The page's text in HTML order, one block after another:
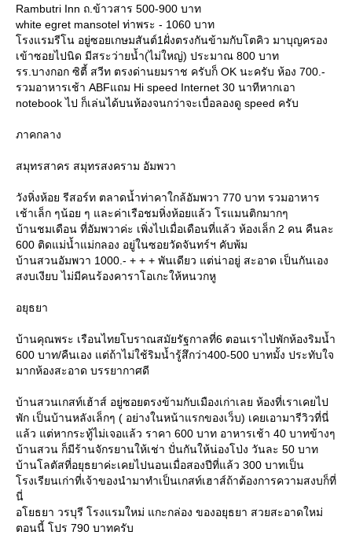
Rambutri Inn ถ.ข้าวสาร 500-900 บาท
white egret mansotel ท่าพระ - 1060 บาท
รงแรมรีโน อยู่ซอยเกษมสันต์1ฝั่งตรงกันข้ามกับโตคิว มาบุญครอง
เข้าซอยไปนิด มีสระว่ายน้ำ(ไม่ใหญ่) ประมาณ 800 บาท
รร.บางกอก ซิตี้ สวีท ตรงด่านยมราช ครับก็ OK นะครับ ห้อง 700.-
รวมอาหารเช้า ABFแถม Hi speed Internet 30 นาทีหากเอา
notebook ไป ก็เล่นได้บนห้องจนกว่าจะเบื่อลองดู speed ครับ
ภาคกลาง
สมุทรสาคร สมุทรสงคราม อัมพวา
วังหิ่งห้อย รีสอร์ท ตลาดน้ำท่าคาใกล้อัมพวา 770 บาท รวมอาหาร
เช้าเล็ก ๆน้อย ๆ และค่าเรือชมหิ่งห้อยแล้ว โรแมนติกมากๆ
บ้านชมเดือน ที่อัมพวาค่ะ เพิ่งไปเมื่อเดือนที่แล้ว ห้องเล็ก 2 คน คืนละ
600 ติดแม่น้ำแม่กลอง อยู่ในซอยวัดจันทร์ฯ คับพ้ม
บ้านสวนอัมพวา 1000.- + + + พันเดียว แต่น่าอยู่ สะอาด เป็นกันเอง
สงบเงียบ ไม่มีคนร้องคาราโอเกะให้หนวกหู
อยุธยา
บ้านคุณพระ เรือนไทยโบราณสมัยรัฐกาลที่6 ตอนเราไปพักห้องริมน้ำ
600 บาท/คืนเอง แต่ถ้าไม่ใช้ริมน้ำรู้สึกว่า400-500 บาทมั้ง ประทับใจ
มากห้องสะอาด บรรยากาศดี
บ้านสวนเกสท์เฮ้าส์ อยู่ซอยตรงข้ามกับเมืองเก่าเลย ห้องที่เราเคยไป
พัก เป็นบ้านหลังเล็กๆ ( อย่างในหน้าแรกของเว็บ) เคยเอามารีวิวที่นี่
ล้ว แต่หากระทู้ไม่เจอแล้ว ราคา 600 บาท อาหารเช้า 40 บาทข้างๆ
บ้านสวน ก็มีร้านจักรยานให้เช่า ปั่นกันให้น่องโป่ง วันละ 50 บาท
บ้านโลตัสที่อยุธยาค่ะเคยไปนอนเมื่อสองปีที่แล้ว 300 บาทเป็น
รงเรียนเก่าที่เจ้าของนำมาทำเป็นเกสท์เฮาส์ถ้าต้องการความสงบก็ที่
นี่
อโยธยา วรบุรี โรงแรมใหม่ แกะกล่อง ของอยุธยา สวยสะอาดใหม่
ตอนนี้ โปร 790 บาทครับ